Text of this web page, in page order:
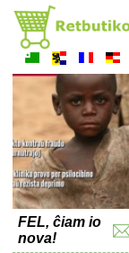
FEL, ĉiam io
nova!